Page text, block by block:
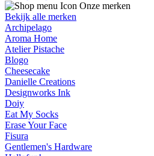
Onze merken
Bekijk alle merken
Archipelago
Aroma Home
Atelier Pistache
Blogo
Cheesecake
Danielle Creations
Designworks Ink
Doiy
Eat My Socks
Erase Your Face
Fisura
Gentlemen's Hardware